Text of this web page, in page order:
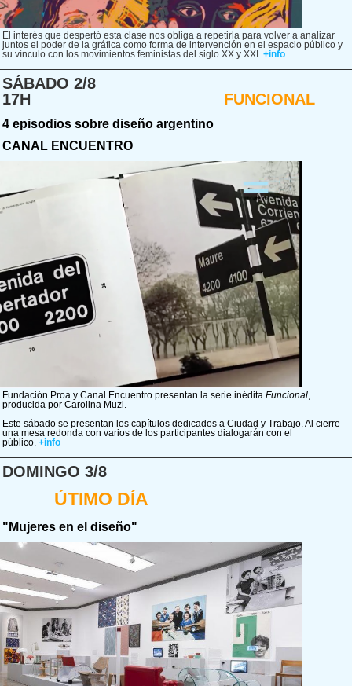
El interés que despertó esta clase nos obliga a repetirla para volver a analizar
juntos el poder de la gráfica como forma de intervención en el espacio público y
su vínculo con los movimientos feministas del siglo XX y XXI. +info
SÁBADO 2/8
17H FUNCIONAL
4 episodios sobre diseño argentino
CANAL ENCUENTRO
Fundación Proa y Canal Encuentro presentan la serie inédita Funcional,
producida por Carolina Muzi.
Este sábado se presentan los capítulos dedicados a Ciudad y Trabajo. Al cierre
una mesa redonda con varios de los participantes dialogarán con el
público. +info
DOMINGO 3/8
ÚTIMO DÍA
"Mujeres en el diseño"